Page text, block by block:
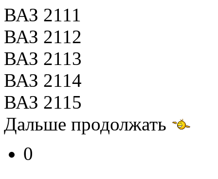
ВАЗ 2111
ВАЗ 2112
ВАЗ 2113
ВАЗ 2114
ВАЗ 2115
Дальше продолжать
0